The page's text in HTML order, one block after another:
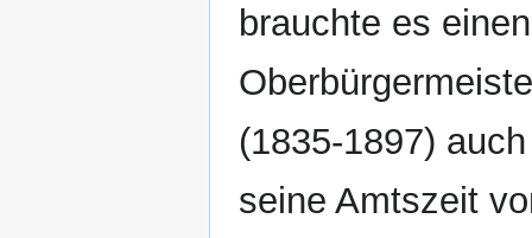
brauchte es
(1835-1897)
seine Amtszeit